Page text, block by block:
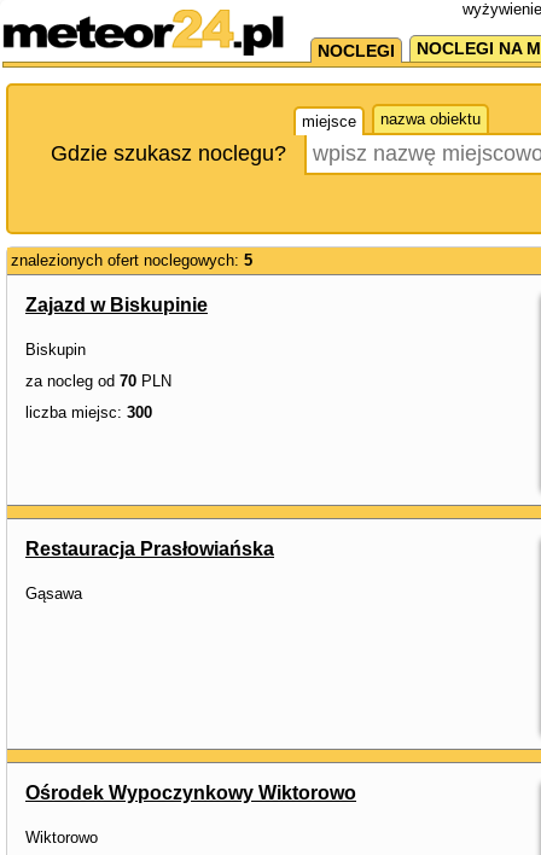
NOCLEGI NOCLEGI NA
miejsce nazwa obiektu
Gdzie szukasz noclegu?
znalezionych ofert noclegowych: 5
Zajazd w Biskupinie
Biskupin
za nocleg od 70 PLN
liczba miejsc: 300
Restauracja Prasłowiańska
Gąsawa
Ośrodek Wypoczynkowy Wiktorowo
Wiktorowo